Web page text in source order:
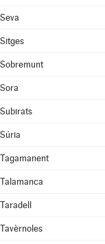
Seva
Sitges
Sobremunt
Sora
Subirats
Súria
Tagamanent
Talamanca
Taradell
Tavèrnoles